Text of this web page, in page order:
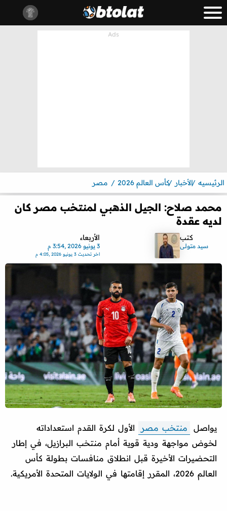
الرئيسيه الأخبار كأس العالم 2026 مصر
محمد صلاح: الجيل الذهبي لمنتخب مصر كان
لديه عقدة
كتب
سيد متولى
الأربعاء
3 يونيو 2026 ,3:54 م
اخر تحديث3 يونيو 2026 ,4:05 م
يواصل منتخب مصر
الأول لكرة القدم استعداداته
لخوض مواجهة ودية قوية أمام منتخب البرازيل، في إطار
التحضيرات الأخيرة قبل انطلاق منافسات بطولة كأس
العالم 2026، المقرر إقامتها في الولايات المتحدة الأمريكية.